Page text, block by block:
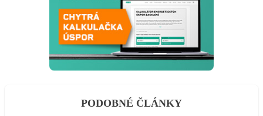
PODOBNÉ ČLÁNKY